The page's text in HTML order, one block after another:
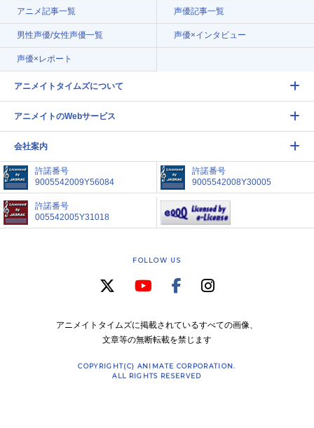
アニメ記事一覧 声優記事一覧
男性声優/女性声優一覧 声優×インタビュー
声優×レポート
アニメイトタイムズについて
アニメイトのWebサービス
会社案内
許諾番号
9005542009Y56084
許諾番号
9005542008Y30005
許諾番号
005542005Y31018
FOLLOW US
アニメイトタイムズに掲載されているすべての画像、
文章等の無断転載を禁じます
COPYRIGHT(C) ANIMATE CORPORATION.
ALL RIGHTS RESERVED